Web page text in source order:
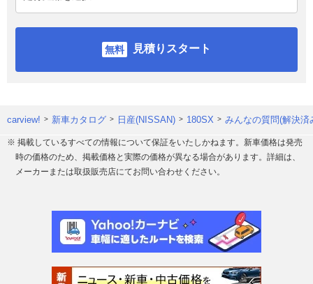
見積りスタート
carview! 新車カタログ 日産(NISSAN) 180SX みんなの質問(解決済
※ 掲載しているすべての情報について保証をいたしかねます。新車価格は発売
時の価格のため、掲載価格と実際の価格が異なる場合があります。詳細は、
メーカーまたは取扱販売店にてお問い合わせください。